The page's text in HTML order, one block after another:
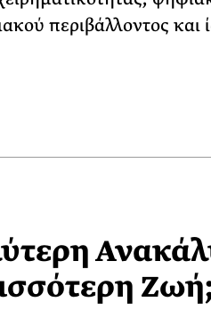
περιβάλλοντος και